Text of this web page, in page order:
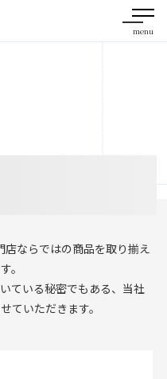
menu
ならではの商品を取り揃え
。
ている秘密でもある、当社
ていただきます。